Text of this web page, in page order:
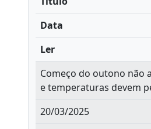
Data
Ler
Começo do outono não
e temperaturas devem
20/03/2025